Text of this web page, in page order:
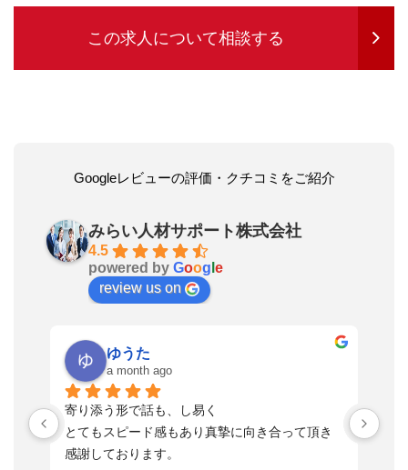
この求人について相談する
Googleレビューの評価・クチコミをご紹介
みらい人材サポート株式会社
4.5
powered by Goog e
review us on
ゆうた
a month ago
寄り添う形で話も、し易く
とてもスピード感もあり真摯に向き合って頂き
感謝しております。